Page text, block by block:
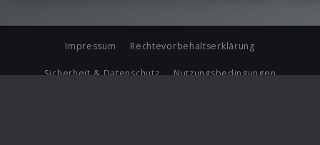
Impressum Rechtevorbehaltserklärung
Sicherheit & Datenschutz Nutzungsbedingungen